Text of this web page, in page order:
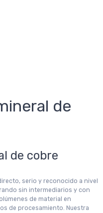
de
de cobre
serio y reconocido a nivel
sin intermediarios y con
de material en
de procesamiento. Nuestra